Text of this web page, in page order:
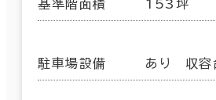
基準階面積 153坪
駐車場設備 あり 収容